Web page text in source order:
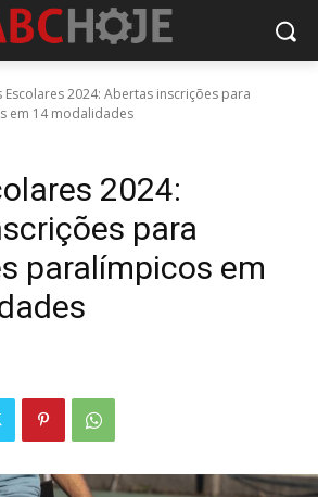
Escolares 2024: Abertas inscrições para
em 14 modalidades
2024:
para
paralímpicos em